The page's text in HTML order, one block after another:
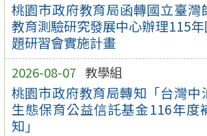
桃園市政府教育局函轉國立臺灣
教育測驗研究發展中心辦理115
題研習會實施計畫
2026-08-07 教學組
桃園市政府教育局轉知「台灣中
生態保育公益信託基金116年度
知」